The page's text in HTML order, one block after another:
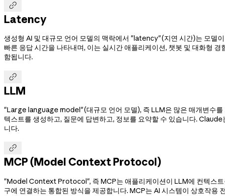

Latency
생성형 AI 및 대규모 언어 모델의 맥락에서 "latency"(지연 시간)는 모델
빠른 응답 시간을 나타내며, 이는 실시간 애플리케이션, 챗봇 및 대화형
함됩니다.

LLM
"Large language model"(대규모 언어 모델), 즉 LLM은 많은 매개변수를
텍스트를 생성하고, 질문에 답변하고, 정보를 요약할 수 있습니다.
니다.

MCP (Model Context Protocol)
"Model Context Protocol", 즉 MCP는 애플리케이션이 LLM에 컨텍스트
구에 연결하는 통합된 방식을 제공합니다. MCP는 AI 시스템이 상호작용